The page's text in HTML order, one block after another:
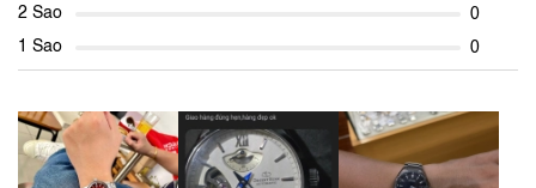
2 Sao
0
1 Sao
0